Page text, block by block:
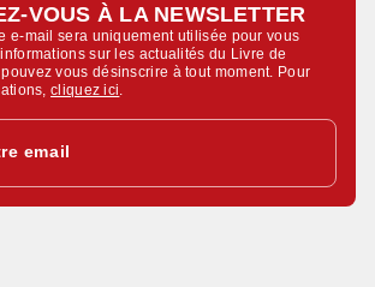
VOUS À LA NEWSLETTER
e-mail sera uniquement utilisée pour vous
sur les actualités du Livre de
vous désinscrire à tout moment. Pour
cliquez ici
email